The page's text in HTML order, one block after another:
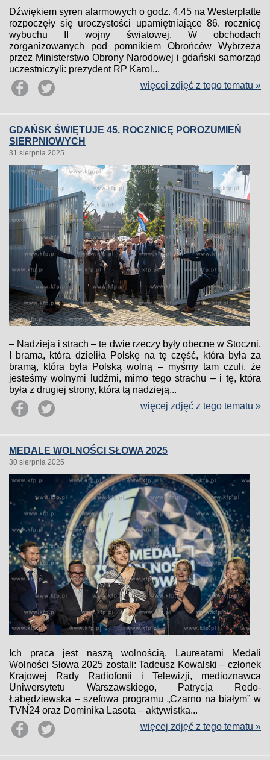
Dźwiękiem syren alarmowych o godz. 4.45 na Westerplatte
rozpoczęły się uroczystości upamiętniające 86. rocznicę
wybuchu II wojny światowej. W obchodach
zorganizowanych pod pomnikiem Obrońców Wybrzeża
przez Ministerstwo Obrony Narodowej i gdański samorząd
uczestniczyli: prezydent RP Karol...
więcej zdjęć z tego tematu »
GDAŃSK ŚWIĘTUJE 45. ROCZNICĘ POROZUMIEŃ
SIERPNIOWYCH
31 sierpnia 2025
– Nadzieja i strach – te dwie rzeczy były obecne w Stoczni.
I brama, która dzieliła Polskę na tę część, która była za
bramą, która była Polską wolną – myśmy tam czuli, że
jesteśmy wolnymi ludźmi, mimo tego strachu – i tę, która
była z drugiej strony, która tą nadzieją...
więcej zdjęć z tego tematu »
MEDALE WOLNOŚCI SŁOWA 2025
30 sierpnia 2025
Ich praca jest naszą wolnością. Laureatami Medali
Wolności Słowa 2025 zostali: Tadeusz Kowalski – członek
Krajowej Rady Radiofonii i Telewizji, medioznawca
Uniwersytetu Warszawskiego, Patrycja Redo-
Łabędziewska – szefowa programu „Czarno na białym” w
TVN24 oraz Dominika Lasota – aktywistka...
więcej zdjęć z tego tematu »